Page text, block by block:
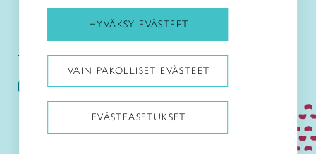
Taitoliitto: Taito-lehti:
HYVÄKSY EVÄSTEET
VAIN PAKOLLISET EVÄSTEET
EVÄSTEASETUKSET